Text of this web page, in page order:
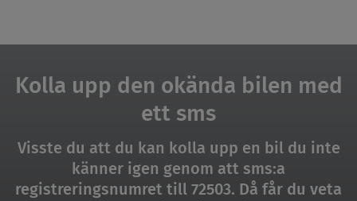
Kolla upp den okända bilen med
ett sms
Visste du att du kan kolla upp en bil du inte
känner igen genom att sms:a
registreringsnumret till 72503. Då får du veta